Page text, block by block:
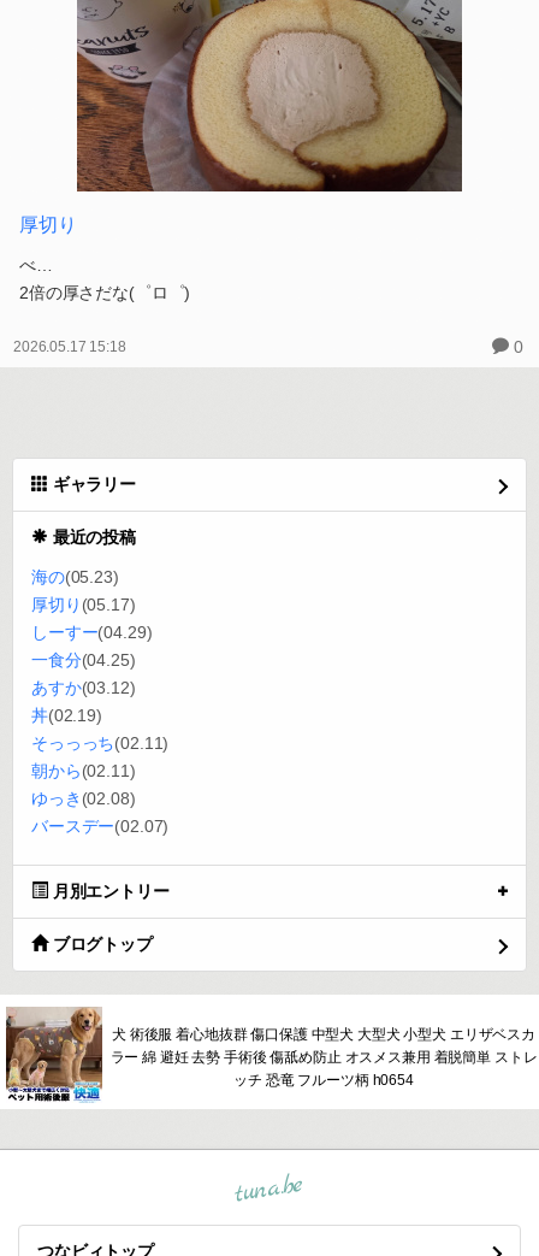
厚切り
べ…
2倍の厚さだな(゜ロ゜)
2026.05.17 15:18 0
ギャラリー
最近の投稿
海の(05.23)
厚切り (05.17)
しーすー(04.29)
一食分(04.25)
あすか(03.12)
丼(02.19)
そっっっち(02.11)
朝から(02.11)
ゆっき (02.08)
バースデー(02.07)
月別エントリー
ブログトップ
犬 術後服 着心地抜群 傷口保護 中型犬 大型犬 小型犬 エリザベスカ
ラー 綿 避妊 去勢 手術後 傷舐め防止 オスメス兼用 着脱簡単 ストレ
ッチ 恐竜 フルーツ柄 h0654
tuna.be
つなビィトップ